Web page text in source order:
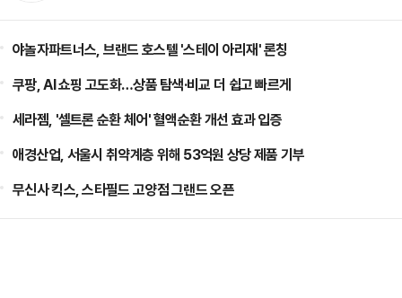
야놀자파트너스, 브랜드 호스텔 '스테이 아리재' 론칭
쿠팡, AI 쇼핑 고도화…상품 탐색·비교 더 쉽고 빠르게
세라젬, '셀트론 순환 체어' 혈액순환 개선 효과 입증
애경산업, 서울시 취약계층 위해 53억원 상당 제품 기부
무신사 킥스, 스타필드 고양점 그랜드 오픈